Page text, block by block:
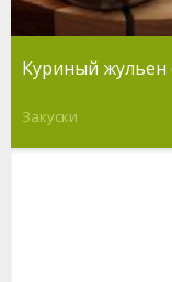
Куриный жульен
Закуски